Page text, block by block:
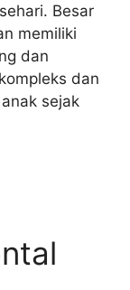
Besar
memiliki
dan
dan
sejak